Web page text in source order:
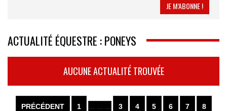
JE M’ABONNE !
ACTUALITÉ ÉQUESTRE : PONEYS
AUCUNE ACTUALITÉ TROUVÉE
PRÉCÉDENT 1 ... ... ... 3 4 5 6 7 8